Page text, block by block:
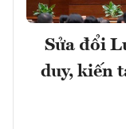
Sửa đổi
duy, kiến